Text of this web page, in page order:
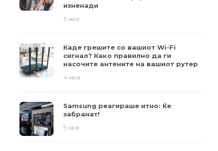
изненади
3 часа
Каде грешите со вашиот Wi-Fi
сигнал? Како правилно да ги
насочите антените на вашиот рутер
4 часа
Samsung реагираше итно: Ќе
забранат!
5 часа